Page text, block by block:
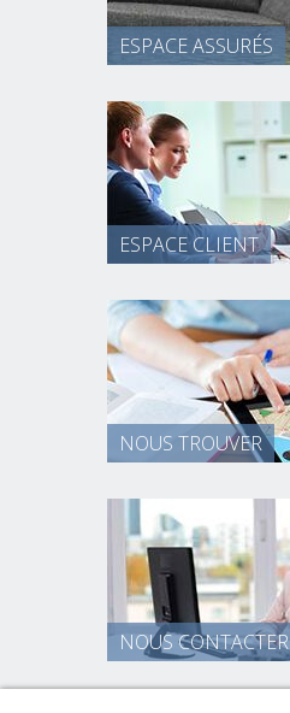
ESPACE ASSURÉS
ESPACE CLIENT
NOUS TROUVER
NOUS CONTACTER